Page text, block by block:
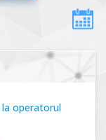
la operatorul